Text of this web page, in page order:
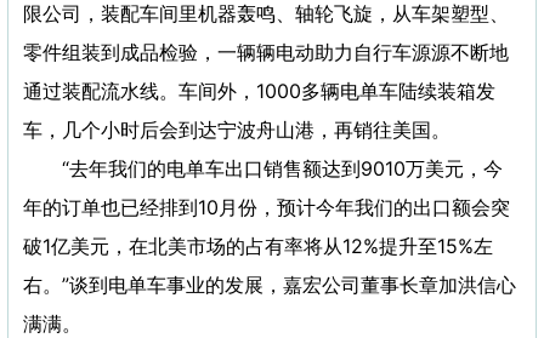
限公司，装配车间里机器轰鸣、轴轮飞旋，从车架塑型、
零件组装到成品检验，一辆辆电动助力自行车源源不断地
通过装配流水线。车间外，1000多辆电单车陆续装箱发
车，几个小时后会到达宁波舟山港，再销往美国。
“去年我们的电单车出口销售额达到9010万美元，今
年的订单也已经排到10月份，预计今年我们的出口额会突
破1亿美元，在北美市场的占有率将从12%提升至15%左
右。”谈到电单车事业的发展，嘉宏公司董事长章加洪信心
满满。